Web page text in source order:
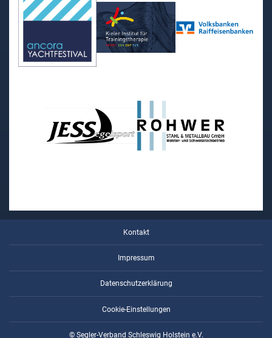
Kontakt
Impressum
Datenschutzerklärung
Cookie-Einstellungen
© Segler-Verband Schleswig Holstein e.V.